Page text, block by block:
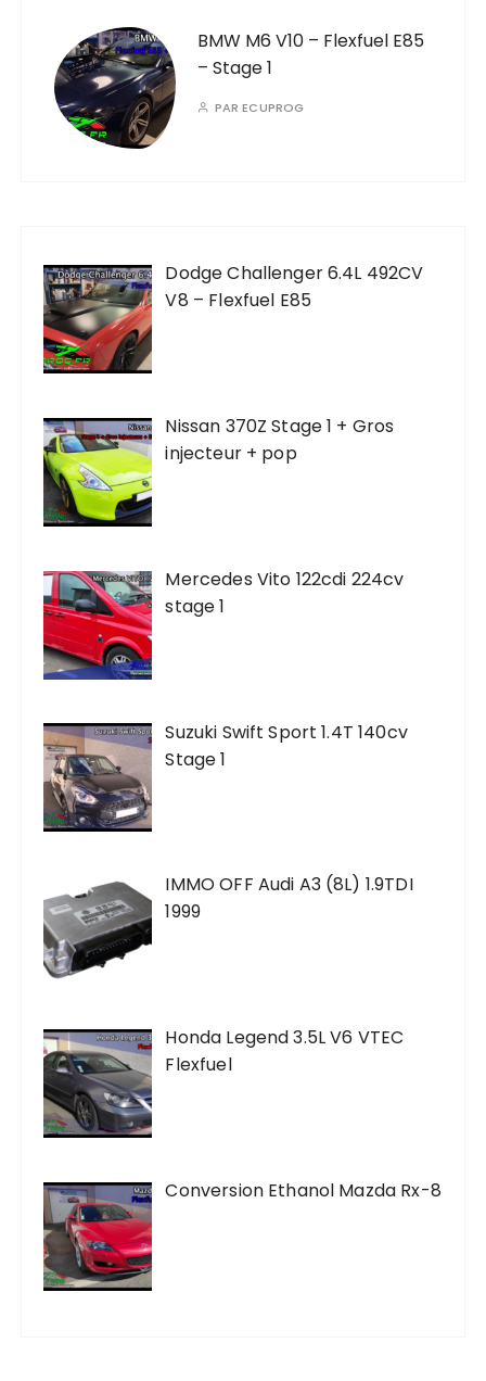
BMW M6 V10 – Flexfuel E85
– Stage 1
PARECUPROG
Dodge Challenger 6.4L 492CV
V8 – Flexfuel E85
Nissan 370Z Stage 1 + Gros
injecteur + pop
Mercedes Vito 122cdi 224cv
stage 1
Suzuki Swift Sport 1.4T 140cv
Stage 1
IMMO OFF Audi A3 (8L) 1.9TDI
1999
Honda Legend 3.5L V6 VTEC
Flexfuel
Conversion Ethanol Mazda Rx-8